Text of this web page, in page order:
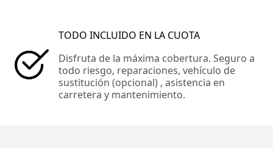
TODO INCLUIDO EN LA CUOTA
Disfruta de la máxima cobertura. Seguro a
todo riesgo, reparaciones, vehículo de
sustitución (opcional) , asistencia en
carretera y mantenimiento.